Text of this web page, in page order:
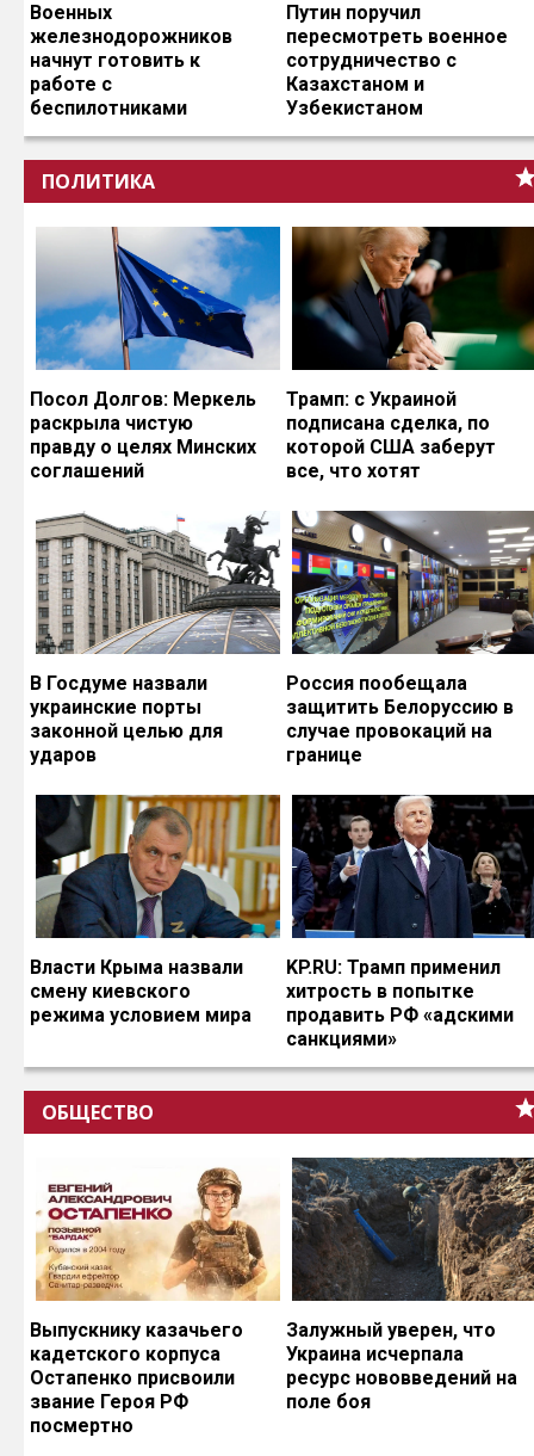
Военных
железнодорожников
начнут готовить к
работе с
беспилотниками
Путин поручил
пересмотреть военное
сотрудничество с
Казахстаном и
Узбекистаном
ПОЛИТИКА
Посол Долгов: Меркель
раскрыла чистую
правду о целях Минских
соглашений
Трамп: с Украиной
подписана сделка, по
которой США заберут
все, что хотят
В Госдуме назвали
украинские порты
законной целью для
ударов
Россия пообещала
защитить Белоруссию в
случае провокаций на
границе
Власти Крыма назвали
смену киевского
режима условием мира
KP.RU: Трамп применил
хитрость в попытке
продавить РФ «адскими
санкциями»
ОБЩЕСТВО
Выпускнику казачьего
кадетского корпуса
Остапенко присвоили
звание Героя РФ
посмертно
Залужный уверен, что
Украина исчерпала
ресурс нововведений на
поле боя